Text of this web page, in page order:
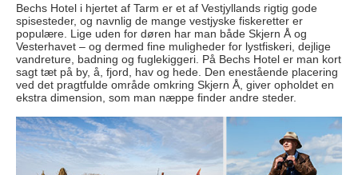
Bechs Hotel i hjertet af Tarm er et af Vestjyllands rigtig gode
spisesteder, og navnlig de mange vestjyske fiskeretter er
populære. Lige uden for døren har man både Skjern Å og
Vesterhavet – og dermed fine muligheder for lystfiskeri, dejlige
vandreture, badning og fuglekiggeri. På Bechs Hotel er man kort
sagt tæt på by, å, fjord, hav og hede. Den enestående placering
ved det pragtfulde område omkring Skjern Å, giver opholdet en
ekstra dimension, som man næppe finder andre steder.